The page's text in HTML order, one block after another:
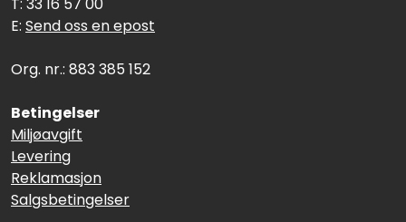
T: 33 16 57 00
E: Send oss en epost
Org. nr.: 883 385 152
Betingelser
Miljøavgift
Levering
Reklamasjon
Salgsbetingelser